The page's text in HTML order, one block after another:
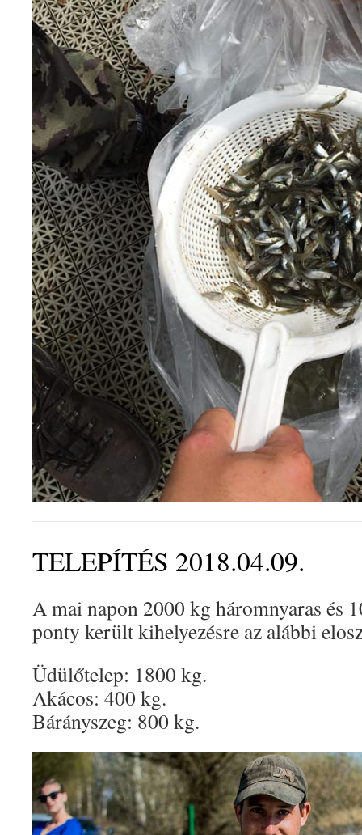
TELEPÍTÉS 2018.04.09.
A mai napon 2000 kg háromnyaras és
ponty került kihelyezésre az alábbi
Üdülőtelep: 1800 kg.
Akácos: 400 kg.
Bárányszeg: 800 kg.